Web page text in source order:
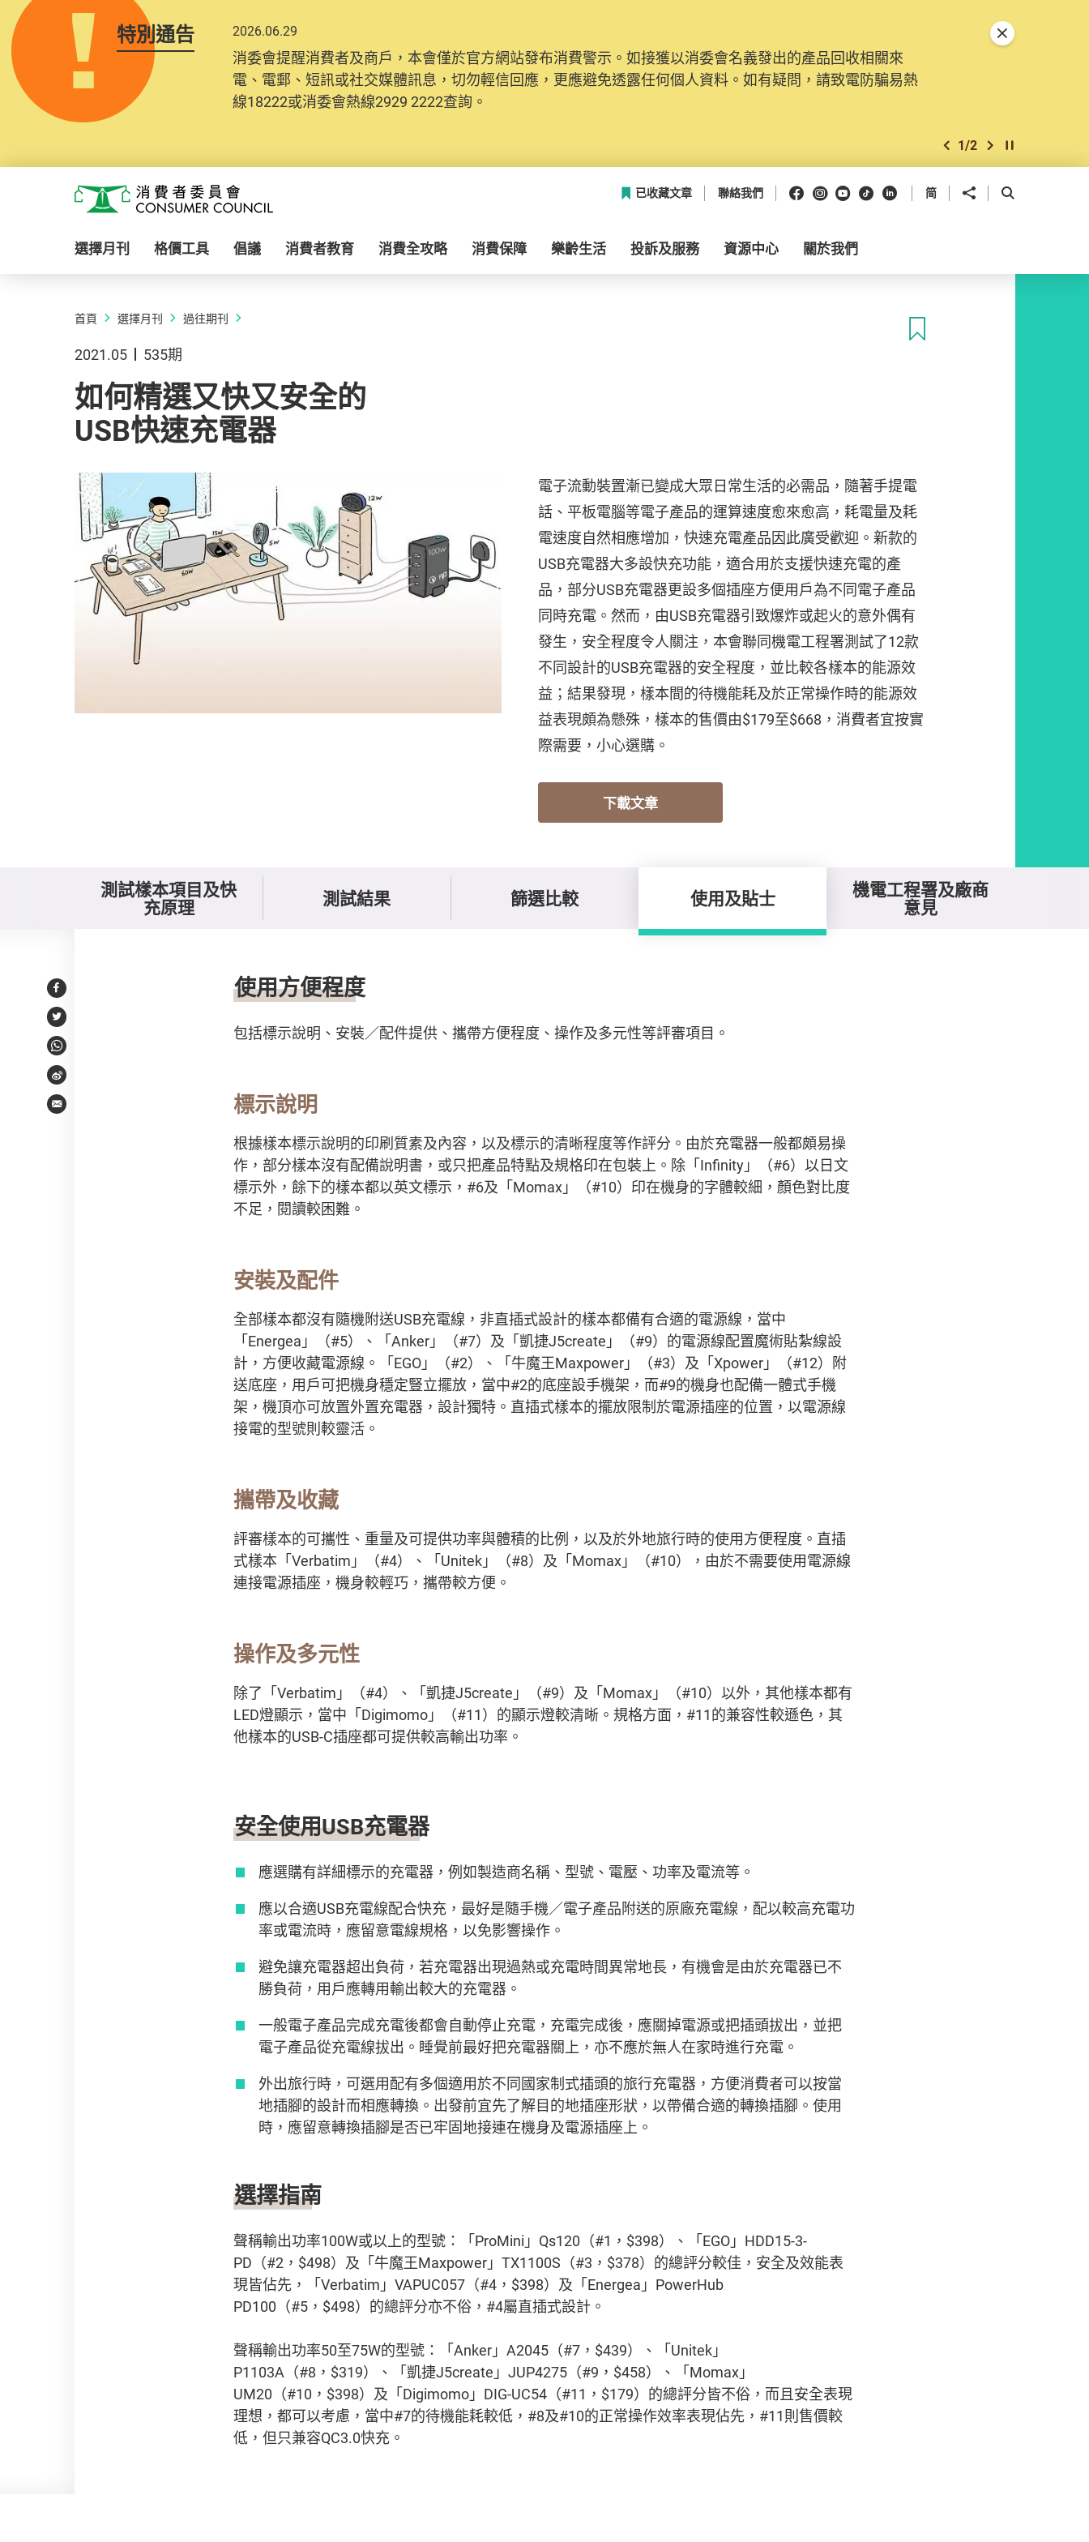
特別通告 2026.06.29
消委會提醒消費者及商戶，本會僅於官方網站發布消費警示。如接獲以消委會名義發出的產品回收相關來
電、電郵、短訊或社交媒體訊息，切勿輕信回應，更應避免透露任何個人資料。如有疑問，請致電防騙易熱
線18222或消委會熱線2929 2222查詢。
上一個
1/2 下一個開始/暫停幻燈
關閉特別通告
消費者委員會
已收藏文章 聯絡我們 Facebook
Instagram
Youtube
抖音領英 简 分享到 開啟搜尋框
選擇月刊 格價工具 倡議 消費者教育 消費全攻略 消費保障 樂齡生活 投訴及服務 資源中心 關於我們
首頁 選擇月刊 過往期刊
2021.05 535期
如何精選又快又安全的
USB快速充電器
電子流動裝置漸已變成大眾日常生活的必需品，隨著手提電
話、平板電腦等電子產品的運算速度愈來愈高，耗電量及耗
電速度自然相應增加，快速充電產品因此廣受歡迎。新款的
USB充電器大多設快充功能，適合用於支援快速充電的產
品，部分USB充電器更設多個插座方便用戶為不同電子產品
同時充電。然而，由USB充電器引致爆炸或起火的意外偶有
發生，安全程度令人關注，本會聯同機電工程署測試了12款
不同設計的USB充電器的安全程度，並比較各樣本的能源效
益；結果發現，樣本間的待機能耗及於正常操作時的能源效
益表現頗為懸殊，樣本的售價由$179至$668，消費者宜按實
際需要，小心選購。
下載文章
測試樣本項目及快
充原理 測試結果 篩選比較 使用及貼士 機電工程署及廠商
意見
Facebook
Twitter
WhatsApp
Weibo
Email
使用方便程度
包括標示說明、安裝／配件提供、攜帶方便程度、操作及多元性等評審項目。
標示說明
根據樣本標示說明的印刷質素及內容，以及標示的清晰程度等作評分。由於充電器一般都頗易操
作，部分樣本沒有配備說明書，或只把產品特點及規格印在包裝上。除「Infinity」（#6）以日文
標示外，餘下的樣本都以英文標示，#6及「Momax」（#10）印在機身的字體較細，顏色對比度
不足，閱讀較困難。
安裝及配件
全部樣本都沒有隨機附送USB充電線，非直插式設計的樣本都備有合適的電源線，當中
「Energea」（#5）、「Anker」（#7）及「凱捷J5create」（#9）的電源線配置魔術貼紮線設
計，方便收藏電源線。「EGO」（#2）、「牛魔王Maxpower」（#3）及「Xpower」（#12）附
送底座，用戶可把機身穩定豎立擺放，當中#2的底座設手機架，而#9的機身也配備一體式手機
架，機頂亦可放置外置充電器，設計獨特。直插式樣本的擺放限制於電源插座的位置，以電源線
接電的型號則較靈活。
攜帶及收藏
評審樣本的可攜性、重量及可提供功率與體積的比例，以及於外地旅行時的使用方便程度。直插
式樣本「Verbatim」（#4）、「Unitek」（#8）及「Momax」（#10），由於不需要使用電源線
連接電源插座，機身較輕巧，攜帶較方便。
操作及多元性
除了「Verbatim」（#4）、「凱捷J5create」（#9）及「Momax」（#10）以外，其他樣本都有
LED燈顯示，當中「Digimomo」（#11）的顯示燈較清晰。規格方面，#11的兼容性較遜色，其
他樣本的USB-C插座都可提供較高輸出功率。
安全使用USB充電器
應選購有詳細標示的充電器，例如製造商名稱、型號、電壓、功率及電流等。
應以合適USB充電線配合快充，最好是隨手機／電子產品附送的原廠充電線，配以較高充電功
率或電流時，應留意電線規格，以免影響操作。
避免讓充電器超出負荷，若充電器出現過熱或充電時間異常地長，有機會是由於充電器已不
勝負荷，用戶應轉用輸出較大的充電器。
一般電子產品完成充電後都會自動停止充電，充電完成後，應關掉電源或把插頭拔出，並把
電子產品從充電線拔出。睡覺前最好把充電器關上，亦不應於無人在家時進行充電。
外出旅行時，可選用配有多個適用於不同國家制式插頭的旅行充電器，方便消費者可以按當
地插腳的設計而相應轉換。出發前宜先了解目的地插座形狀，以帶備合適的轉換插腳。使用
時，應留意轉換插腳是否已牢固地接連在機身及電源插座上。
選擇指南
聲稱輸出功率100W或以上的型號：「ProMini」Qs120（#1，$398）、「EGO」HDD15-3-
PD（#2，$498）及「牛魔王Maxpower」TX1100S（#3，$378）的總評分較佳，安全及效能表
現皆佔先，「Verbatim」VAPUC057（#4，$398）及「Energea」PowerHub
PD100（#5，$498）的總評分亦不俗，#4屬直插式設計。
聲稱輸出功率50至75W的型號：「Anker」A2045（#7，$439）、「Unitek」
P1103A（#8，$319）、「凱捷J5create」JUP4275（#9，$458）、「Momax」
UM20（#10，$398）及「Digimomo」DIG-UC54（#11，$179）的總評分皆不俗，而且安全表現
理想，都可以考慮，當中#7的待機能耗較低，#8及#10的正常操作效率表現佔先，#11則售價較
低，但只兼容QC3.0快充。